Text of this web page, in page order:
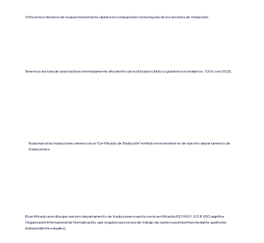
Ofrecemos tiempos de respuesta bastante rápidos en comparación con la mayoría de los servicios de traducción.
Tenemos una tasa de aceptación extremadamente alta dentro de los Estados Unidos y gobiernos extranjeros. 100% con USCIS.
Todas nuestras traducciones vienen con un “Certificado de Traducción” emitido en el membrete de nuestro departamento de
traducciones.
El certificado acredita que nuestro departamento de traducciones cuenta con la certificación ISO 9001:2018 (ISO significa
Organización Internacional de Normalización, que regula los procesos de trabajo de numerosas industrias mediante auditorías
independientes anuales).